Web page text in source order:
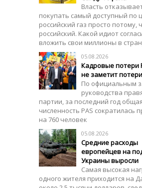
Власть
покупать самый доступный по
российский газ просто потому,
российский. Какой идиот
вложить свои миллионы в
05.08.2026
Кадровые потери
не заметит
По официальным
руководства
партии, за последний год общая
численность PAS сократилась
на 760 человек
05.08.2026
Средние расходы
европейцев на
Украины выросли
Самая высокая
одного жителя приходится на